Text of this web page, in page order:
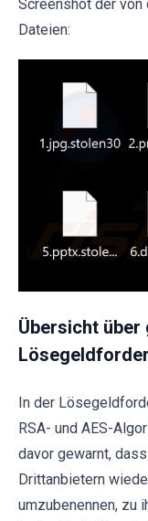
Screenshot der
Dateien:
Übersicht über
In der
RSA- und AES-
davor gewarnt,
Drittanbietern
umzubenennen, zu